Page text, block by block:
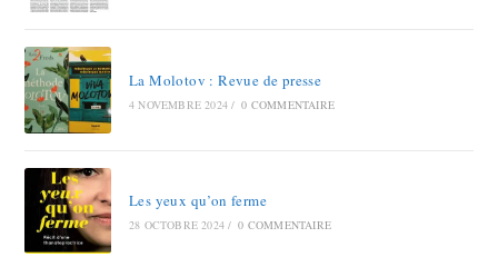
La Molotov : Revue de presse
4 NOVEMBRE 2024 / 0 COMMENTAIRE
Les yeux qu’on ferme
28 OCTOBRE 2024 / 0 COMMENTAIRE